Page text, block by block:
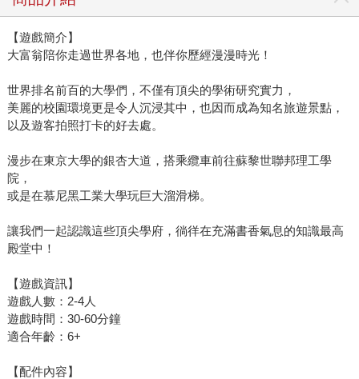
【遊戲簡介】
大富翁陪你走過世界各地，也伴你歷經漫漫時光！
世界排名前百的大學們，不僅有頂尖的學術研究實力，
美麗的校園環境更是令人沉浸其中，也因而成為知名旅遊景點，
以及遊客拍照打卡的好去處。
漫步在東京大學的銀杏大道，搭乘纜車前往蘇黎世聯邦理工學
院，
或是在慕尼黑工業大學玩巨大溜滑梯。
讓我們一起認識這些頂尖學府，徜徉在充滿書香氣息的知識最高
殿堂中！
【遊戲資訊】
遊戲人數：2-4人
遊戲時間：30-60分鐘
適合年齡：6+
【配件內容】